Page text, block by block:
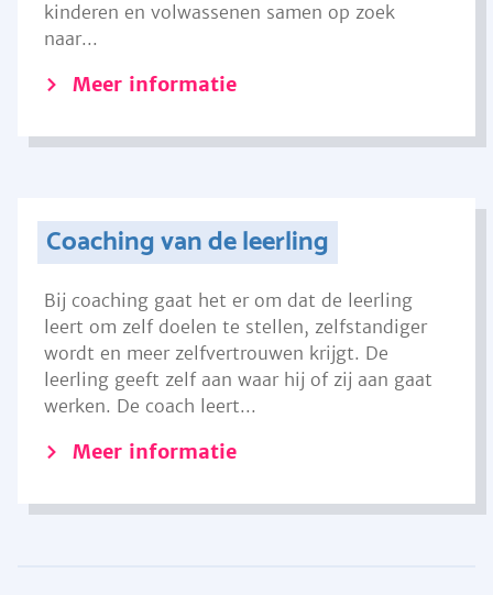
kinderen en volwassenen samen op zoek
naar...
Meer informatie
Coaching van de leerling
Bij coaching gaat het er om dat de leerling
leert om zelf doelen te stellen, zelfstandiger
wordt en meer zelfvertrouwen krijgt. De
leerling geeft zelf aan waar hij of zij aan gaat
werken. De coach leert...
Meer informatie